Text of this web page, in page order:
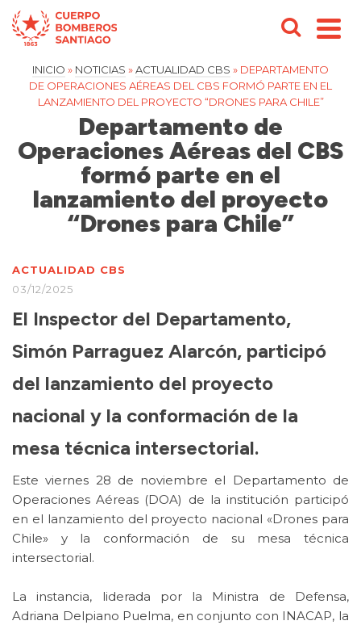
INICIO » NOTICIAS »ACTUALIDAD CBS » DEPARTAMENTO
DE OPERACIONES AÉREAS DEL CBS FORMÓ PARTE EN EL
LANZAMIENTO DEL PROYECTO “DRONES PARA CHILE”
Departamento de
Operaciones Aéreas del CBS
formó parte en el
lanzamiento del proyecto
“Drones para Chile”
ACTUALIDAD CBS
03/12/2025
El Inspector del Departamento,
Simón Parraguez Alarcón, participó
del lanzamiento del proyecto
nacional y la conformación de la
mesa técnica intersectorial.
Este viernes 28 de noviembre el Departamento de
Operaciones Aéreas (DOA) de la institución participó
en el lanzamiento del proyecto nacional «Drones para
Chile» y la conformación de su mesa técnica
intersectorial.
La instancia, liderada por la Ministra de Defensa,
Adriana Delpiano Puelma, en conjunto con INACAP, la